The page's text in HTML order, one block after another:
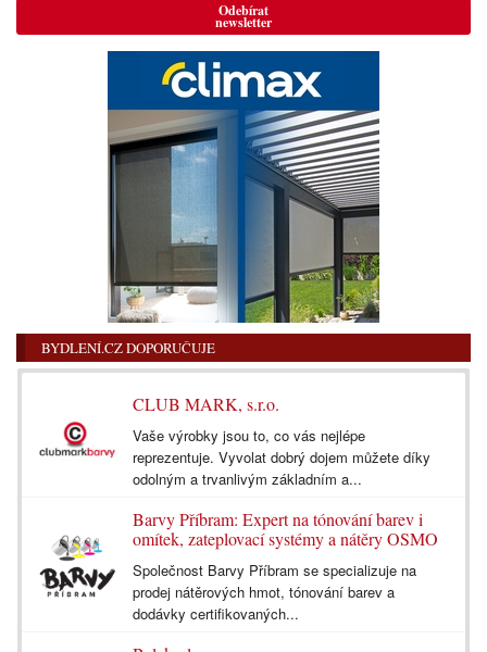
Odebírat
newsletter
BYDLENÍ.CZ DOPORUČUJE
CLUB MARK, s.r.o.
Vaše výrobky jsou to, co vás nejlépe
reprezentuje. Vyvolat dobrý dojem můžete díky
odolným a trvanlivým základním a...
Barvy Příbram: Expert na tónování barev i
omítek, zateplovací systémy a nátěry OSMO
Společnost Barvy Příbram se specializuje na
prodej nátěrových hmot, tónování barev a
dodávky certifikovaných...